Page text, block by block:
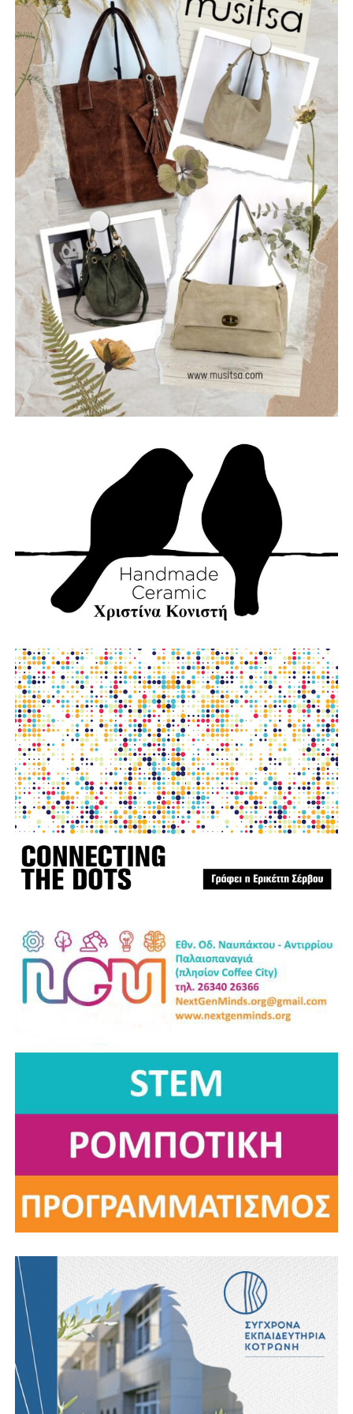
Οι “Ρωγμές” είναι ένα νεοσύστατο ελληνικό ροκ
συγκρότημα που ιδρύθηκε τον Ιούλιο του 2025, με έδρα
την Ναύπακτο. Το όνομά τους αντικατοπτρίζει τη
φιλοσοφία τους: να ραγίσουν τις βεβαιότητες, να σπάσουν
τη σιωπή και να αφήσουν το φως να περάσει μέσα από τις
ρωγμές της καθημερινότητας. Με ήχο που ισορροπεί
ανάμεσα στο εναλλακτικό ροκ, τον ελληνικό στίχο και την
ωμή ενέργεια της σκηνής, οι Ρωγμές δημιουργούν
μουσική που μιλά για την κοινωνία, τις εσωτερικές μάχες
και την ανάγκη για αλήθεια.
Μέλη του συγκροτήματος: Ανδρεόπουλος Αντώνης –
Φωνή & Κιθάρα, Σαράντης Δημήτρης – Κιθάρα, Νικολάου
Θωμάς – Μπάσο, Μηλιώνης Γρηγόρης – Τύμπανα.